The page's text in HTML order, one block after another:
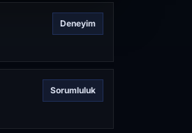
Deneyim
Sorumluluk